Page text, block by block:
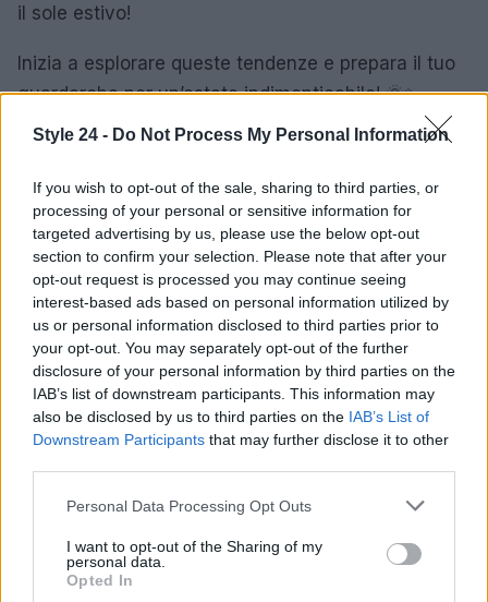
Style 24 - Do Not Process My Personal Information
If you wish to opt-out of the sale, sharing to third parties, or
processing of your personal or sensitive information for
targeted advertising by us, please use the below opt-out
section to confirm your selection. Please note that after your
opt-out request is processed you may continue seeing
interest-based ads based on personal information utilized by
us or personal information disclosed to third parties prior to
your opt-out. You may separately opt-out of the further
disclosure of your personal information by third parties on the
IAB’s list of downstream participants. This information may
also be disclosed by us to third parties on the IAB’s List of
Downstream Participants that may further disclose it to other
Please note that this website/app uses one or more Google
not limited to your visit or usage behaviour. You may click to
grant or deny consent to Google and its third-party tags to
use your data for below specified purposes in below Google
Personal Data Processing Opt Outs
I want to opt-out of the Sharing of my
personal data.
Opted In
il sole estivo!
Inizia a esplorare queste tendenze e prepara il tuo
guardaroba per un’estate indimenticabile! 🌞✨
AUTORE
Staff